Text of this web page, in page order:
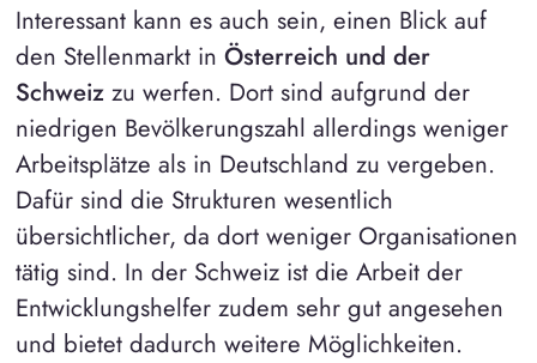
Interessant kann es auch sein, einen Blick auf
den Stellenmarkt in Österreich und der
Schweizzu werfen. Dort sind aufgrund der
niedrigen Bevölkerungszahl allerdings weniger
Arbeitsplätze als in Deutschland zu vergeben.
Dafür sind die Strukturen wesentlich
übersichtlicher, da dort weniger Organisationen
tätig sind. In der Schweiz ist die Arbeit der
Entwicklungshelfer zudem sehr gut angesehen
und bietet dadurch weitere Möglichkeiten.